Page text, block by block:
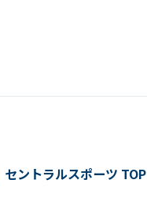
セントラルスポーツ TOP